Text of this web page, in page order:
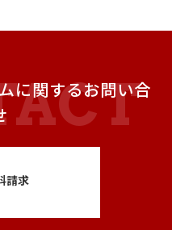
に関するお問い合
請求